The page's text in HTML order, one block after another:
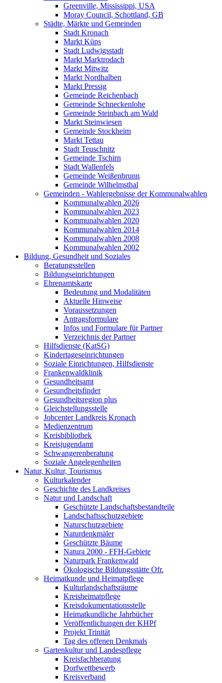
Greenville, Mississippi, USA
Moray Council, Schottland, GB
Städte, Märkte und Gemeinden
Stadt Kronach
Markt Küps
Stadt Ludwigsstadt
Markt Marktrodach
Markt Mitwitz
Markt Nordhalben
Markt Pressig
Gemeinde Reichenbach
Gemeinde Schneckenlohe
Gemeinde Steinbach am Wald
Markt Steinwiesen
Gemeinde Stockheim
Markt Tettau
Stadt Teuschnitz
Gemeinde Tschirn
Stadt Wallenfels
Gemeinde Weißenbrunn
Gemeinde Wilhelmsthal
Gemeinden - Wahlergebnisse der Kommunalwahlen
Kommunalwahlen 2026
Kommunalwahlen 2023
Kommunalwahlen 2020
Kommunalwahlen 2014
Kommunalwahlen 2008
Kommunalwahlen 2002
Bildung, Gesundheit und Soziales
Beratungsstellen
Bildungseinrichtungen
Ehrenamtskarte
Bedeutung und Modalitäten
Aktuelle Hinweise
Voraussetzungen
Antragsformulare
Infos und Formulare für Partner
Verzeichnis der Partner
Hilfsdienste (KatSG)
Kindertageseinrichtungen
Soziale Einrichtungen, Hilfsdienste
Frankenwaldklinik
Gesundheitsamt
Gesundheitsfinder
Gesundheitsregion plus
Gleichstellungsstelle
Jobcenter Landkreis Kronach
Medienzentrum
Kreisbibliothek
Kreisjugendamt
Schwangerenberatung
Soziale Angelegenheiten
Natur, Kultur, Tourismus
Kulturkalender
Geschichte des Landkreises
Natur und Landschaft
Geschützte Landschaftsbestandteile
Landschaftsschutzgebiete
Naturschutzgebiete
Naturdenkmäler
Geschützte Bäume
Natura 2000 - FFH-Gebiete
Naturpark Frankenwald
Ökologische Bildungsstätte Ofr.
Heimatkunde und Heimatpflege
Kulturlandschaftsräume
Kreisheimatpflege
Kreisdokumentationsstelle
Heimatkundliche Jahrbücher
Veröffentlichungen der KHPf
Projekt Trinität
Tag des offenen Denkmals
Gartenkultur und Landespflege
Kreisfachberatung
Dorfwettbewerb
Kreisverband